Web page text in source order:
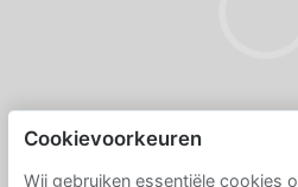
Cookievoorkeuren
Wij gebruiken essentiële cookies